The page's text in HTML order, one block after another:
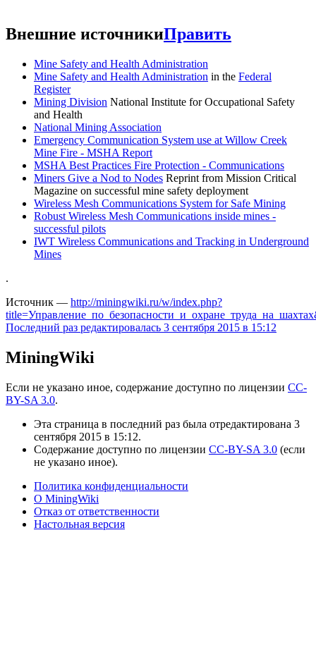
Внешние источникиПравить
Mine Safety and Health Administration
Mine Safety and Health Administration in the Federal
Register
Mining Division National Institute for Occupational Safety
and Health
National Mining Association
Emergency Communication System use at Willow Creek
Mine Fire - MSHA Report
MSHA Best Practices Fire Protection - Communications
Miners Give a Nod to Nodes Reprint from Mission Critical
Magazine on successful mine safety deployment
Wireless Mesh Communications System for Safe Mining
Robust Wireless Mesh Communications inside mines -
successful pilots
IWT Wireless Communications and Tracking in Underground
Mines
.
Источник — http://miningwiki.ru/w/index.php?
Последний раз редактировалась 3 сентября 2015 в 15:12
MiningWiki
Если не указано иное, содержание доступно по лицензии CC-
BY-SA 3.0.
Эта страница в последний раз была отредактирована 3
сентября 2015 в 15:12.
Содержание доступно по лицензии CC-BY-SA 3.0 (если
не указано иное).
Политика конфиденциальности
О MiningWiki
Отказ от ответственности
Настольная версия